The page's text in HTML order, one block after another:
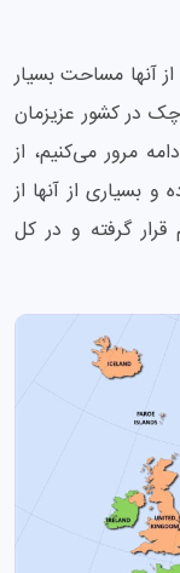
از آنها مساحت بسیار
در کشور عزیزمان
مرور می‌کنیم، از
و بسیاری از آنها از
گرفته‌ و در کل